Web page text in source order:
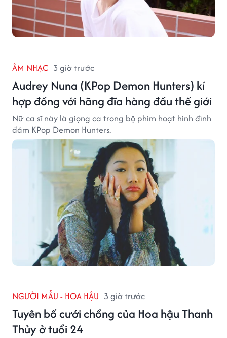
ÂM NHẠC 3 giờ trước
Audrey Nuna (KPop Demon Hunters) kí
hợp đồng với hãng đĩa hàng đầu thế giới
Nữ ca sĩ này là giọng ca trong bộ phim hoạt hình đình
đám KPop Demon Hunters.
NGƯỜI MẪU - HOA HẬU 3 giờ trước
Tuyên bố cưới chồng của Hoa hậu Thanh
Thủy ở tuổi 24